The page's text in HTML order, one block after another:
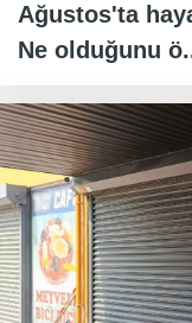
Ağustos'ta
Ne olduğunu